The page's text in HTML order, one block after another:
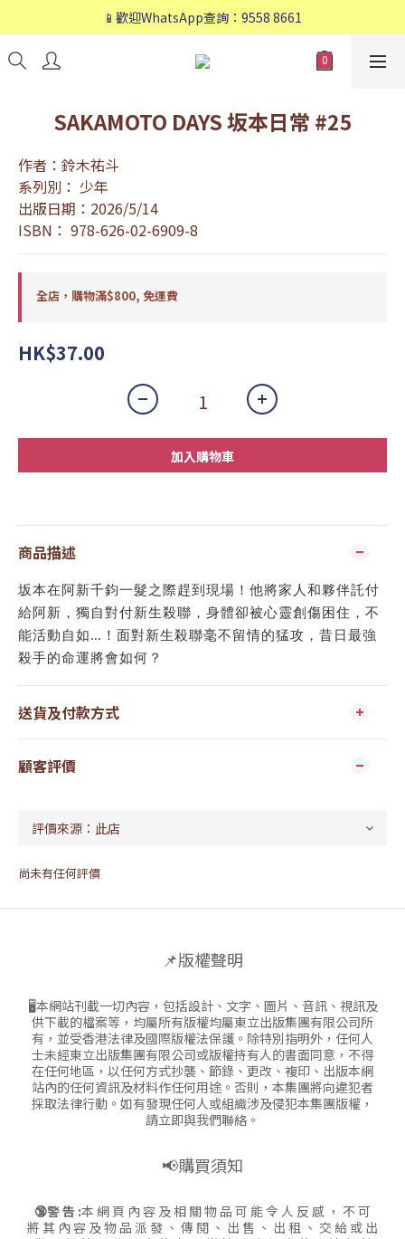
📱歡迎WhatsApp查詢：9558 8661
📱歡迎WhatsApp查詢：9558 8661
❤️會員專享：🛍購物滿💰HK$800，🚚免運費❤️
SAKAMOTO DAYS 坂本日常 #25
作者：鈴木祐斗
系列別： 少年
出版日期：2026/5/14
ISBN： 978-626-02-6909-8
全店，購物滿$800, 免運費
HK$37.00
加入購物車
商品描述
坂本在阿新千鈞一髮之際趕到現場！他將家人和夥伴託付
給阿新，獨自對付新生殺聯，身體卻被心靈創傷困住，不
能活動自如…！面對新生殺聯毫不留情的猛攻，昔日最強
殺手的命運將會如何？
送貨及付款方式
顧客評價
尚未有任何評價
📌版權聲明
🖥本網站刊載一切內容，包括設計、文字、圖片、音訊、視訊及
供下載的檔案等，均屬所有版權均屬東立出版集團有限公司所
有，並受香港法律及國際版權法保護。除特別指明外，任何人
士未經東立出版集團有限公司或版權持有人的書面同意，不得
在任何地區，以任何方式抄襲、節錄、更改、複印、出版本網
站內的任何資訊及材料作任何用途。否則，本集團將向違犯者
採取法律行動。如有發現任何人或組織涉及侵犯本集團版權，
請立即與我們聯絡。
📢購買須知
🔞警 告 :本 網 頁 內 容 及 相 關 物 品 可 能 令 人 反 感 ， 不 可
將 其 內 容 及 物 品 派 發 、 傳 閱 、 出 售 、 出 租 、 交 給 或 出